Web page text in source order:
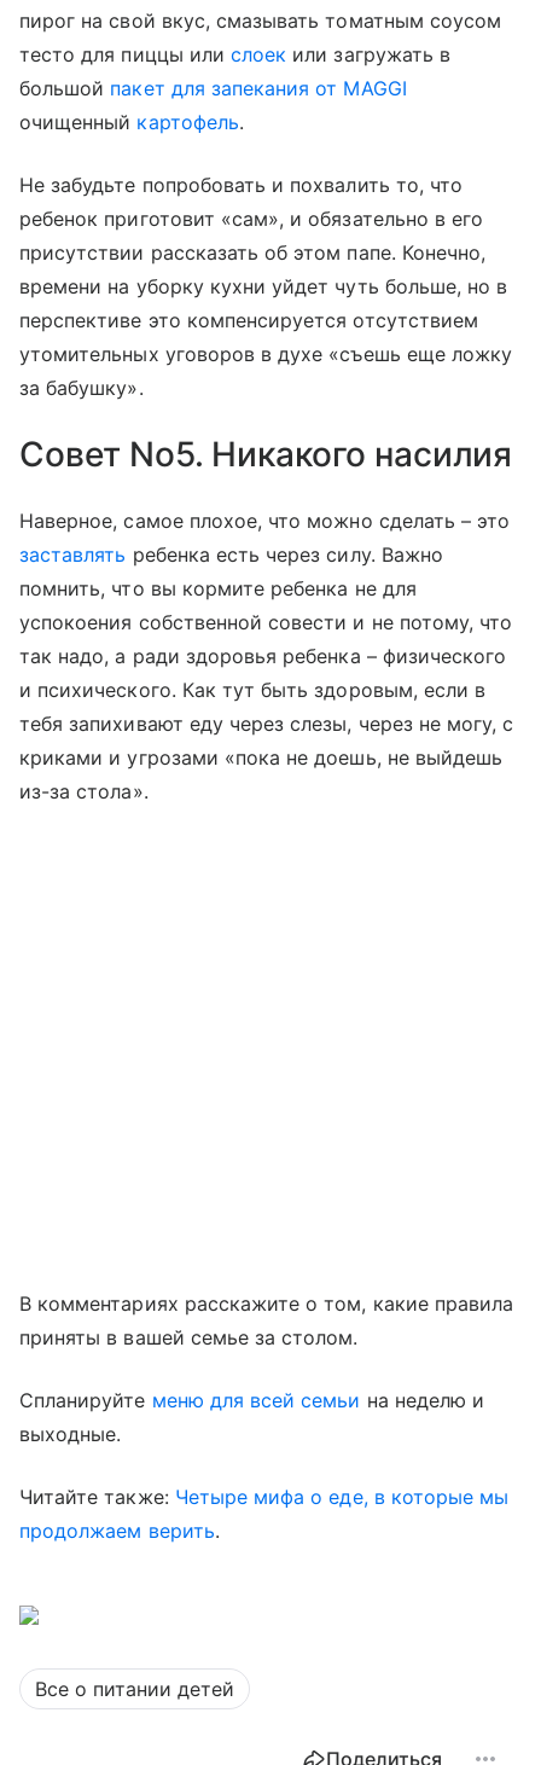
пирог на свой вкус, смазывать томатным соусом
тесто для пиццы или слоек или загружать в
большой пакет для запекания от MAGGI
очищенный картофель.
Не забудьте попробовать и похвалить то, что
ребенок приготовит «сам», и обязательно в его
присутствии рассказать об этом папе. Конечно,
времени на уборку кухни уйдет чуть больше, но в
перспективе это компенсируется отсутствием
утомительных уговоров в духе «съешь еще ложку
за бабушку».
Совет No5. Никакого насилия
Наверное, самое плохое, что можно сделать – это
заставлять ребенка есть через силу. Важно
помнить, что вы кормите ребенка не для
успокоения собственной совести и не потому, что
так надо, а ради здоровья ребенка – физического
и психического. Как тут быть здоровым, если в
тебя запихивают еду через слезы, через не могу, с
криками и угрозами «пока не доешь, не выйдешь
из-за стола».
В комментариях расскажите о том, какие правила
приняты в вашей семье за столом.
Спланируйте меню для всей семьи на неделю и
выходные.
Читайте также: Четыре мифа о еде, в которые мы
продолжаем верить.
Все о питании детей
Поделиться